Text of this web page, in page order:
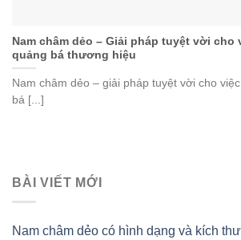
Nam châm dẻo – Giải pháp tuyệt vời cho
quảng bá thương hiệu
Nam châm dẻo – giải pháp tuyệt vời cho
bá [...]
BÀI VIẾT MỚI
Nam châm dẻo có hình dạng và kích